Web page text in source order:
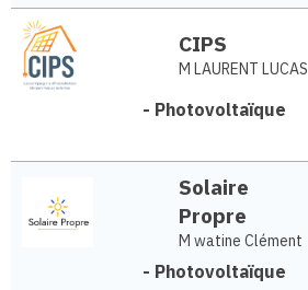
CIPS
M LAURENT LUCAS
- Photovoltaïque
Solaire
Propre
M watine Clément
- Photovoltaïque